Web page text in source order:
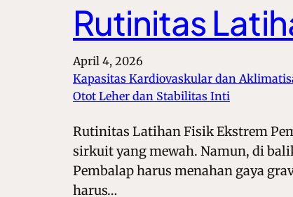
Rutinitas
April 4, 2026
Kapasitas Kardiovaskular dan
Otot Leher dan Stabilitas Inti
Rutinitas Latihan Fisik Ekstrem
sirkuit yang mewah. Namun, di
Pembalap harus menahan gaya
harus…